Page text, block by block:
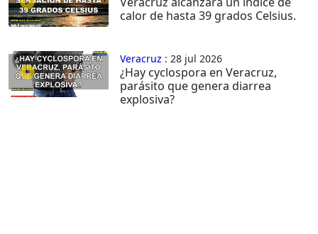
calor de hasta 39 grados Celsius.
Veracruz : 28 jul 2026
¿Hay cyclospora en Veracruz,
parásito que genera diarrea
explosiva?